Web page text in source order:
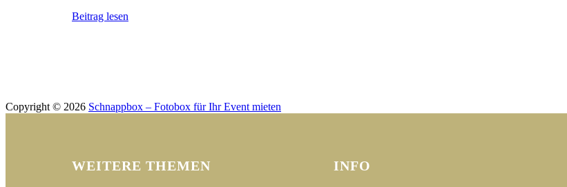
Beitrag lesen
Copyright © 2026 Schnappbox – Fotobox für Ihr Event mieten
WEITERE THEMEN INFO